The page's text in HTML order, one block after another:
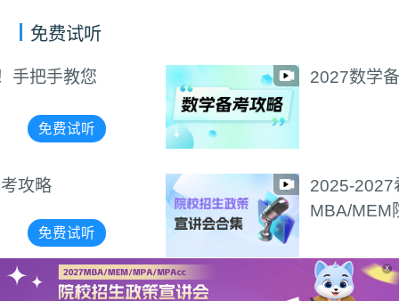
免费试听
2027数学备考攻略
2025-2027希赛
MBA/MEM院校招生政策
宣讲会合集
X